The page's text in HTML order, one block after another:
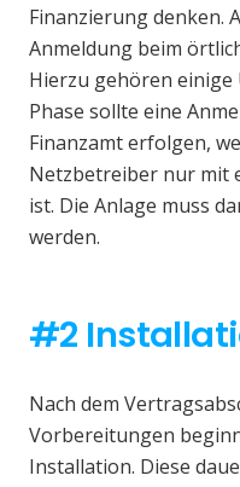
Finanzierung denken.
Anmeldung beim
Hierzu gehören einige
Phase sollte eine
Finanzamt erfolgen,
Netzbetreiber nur mit
ist. Die Anlage muss
werden.
#2
Nach dem
Vorbereitungen
Installation. Diese